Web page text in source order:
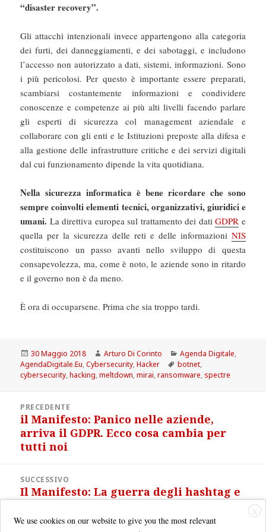
“disaster recovery”.
Gli attacchi intenzionali invece appartengono alla categoria
dei furti, dei danneggiamenti, e dei sabotaggi, e includono
l’accesso non autorizzato a dati, sistemi, informazioni. Sono
i più pericolosi. Per questo è importante essere preparati,
scambiarsi costantemente informazioni e condividere
conoscenze e competenze ai più alti livelli facendo parlare
gli esperti di sicurezza col management aziendale e
collaborare con gli enti e le Istituzioni preposte alla difesa e
alla gestione delle infrastrutture critiche e dei servizi digitali
dal cui funzionamento dipende la vita quotidiana.
Nella sicurezza informatica è bene ricordare che sono
sempre coinvolti elementi tecnici, organizzativi, giuridici e
umani. La direttiva europea sul trattamento dei datiGDPR e
quella per la sicurezza delle reti e delle informazioni NIS
costituiscono un passo avanti nello sviluppo di questa
consapevolezza, ma, come è noto, le aziende sono in ritardo
e il governo non è da meno.
È ora di occuparsene. Prima che sia troppo tardi.
Scritto
il
30 Maggio 2018 Autore
Arturo Di Corinto Categorie
Agenda Digitale,
AgendaDigitale.Eu,Cybersecurity,Hacker Tag
botnet,
cybersecurity,hacking,meltdown,mirai,ransomware, spectre
articoliPRECEDENTE
Articolo
precedente:
il Manifesto: Panico nelle aziende,
arriva il GDPR. Ecco cosa cambia per
tutti noi
SUCCESSIVO
Articolo
Il Manifesto: La guerra degli hashtag e
X
We use cookies on our website to give you the most relevant